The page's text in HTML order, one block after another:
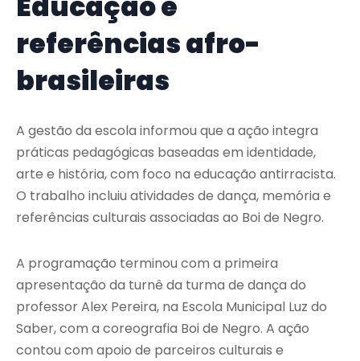
referências afro-
brasileiras
A gestão da escola informou que a ação integra
práticas pedagógicas baseadas em identidade,
arte e história, com foco na educação antirracista.
O trabalho incluiu atividades de dança, memória e
referências culturais associadas ao Boi de Negro.
A programação terminou com a primeira
apresentação da turnê da turma de dança do
professor Alex Pereira, na Escola Municipal Luz do
Saber, com a coreografia Boi de Negro. A ação
contou com apoio de parceiros culturais e